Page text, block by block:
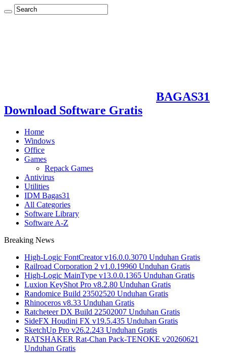
BAGAS31
Download Software Gratis
Home
Windows
Office
Games
Repack Games
Antivirus
Utilities
IDM Bagas31
All Categories
Software Library
Software A-Z
Breaking News
High-Logic FontCreator v16.0.0.3070 Unduhan Gratis
Railroad Corporation 2 v1.0.19960 Unduhan Gratis
High-Logic MainType v13.0.0.1365 Unduhan Gratis
Luxion KeyShot Pro v8.2.80 Unduhan Gratis
Randomice Build 23502520 Unduhan Gratis
Rhinoceros v8.33 Unduhan Gratis
Ratcheteer DX Build 22502007 Unduhan Gratis
SideFX Houdini FX v19.5.435 Unduhan Gratis
SketchUp Pro v26.2.243 Unduhan Gratis
RATSHAKER Rat-Chan Pack-TENOKE v20260621
Unduhan Gratis